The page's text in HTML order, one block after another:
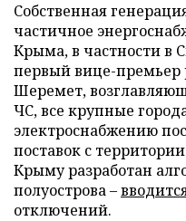
Собственная
частичное
Крыма, в частности в
первый вице-
Шеремет,
ЧС, все крупные
электроснабжению
поставок с
Крыму разработан
полуострова –
отключений.